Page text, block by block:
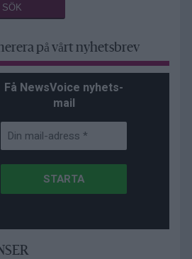
på vårt nyhetsbrev
Få NewsVoice nyhets-
mail